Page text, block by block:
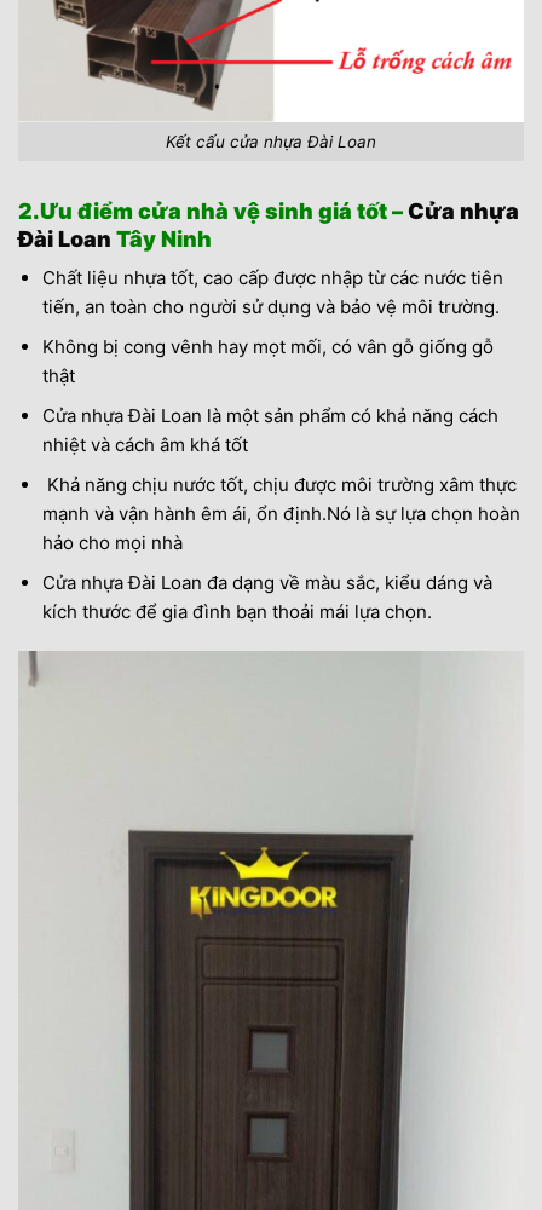
phẩm:
10. SHOWROOM CÔNG TY KINGDOOR
Kết cấu cửa nhựa Đài Loan
2.Ưu điểm cửa nhà vệ sinh giá tốt –Cửa nhựa
Đài Loan Tây Ninh
Chất liệu nhựa tốt, cao cấp được nhập từ các nước tiên
tiến, an toàn cho người sử dụng và bảo vệ môi trường.
Không bị cong vênh hay mọt mối, có vân gỗ giống gỗ
thật
Cửa nhựa Đài Loan là một sản phẩm có khả năng cách
nhiệt và cách âm khá tốt
Khả năng chịu nước tốt, chịu được môi trường xâm thực
mạnh và vận hành êm ái, ổn định.Nó là sự lựa chọn hoàn
hảo cho mọi nhà
Cửa nhựa Đài Loan đa dạng về màu sắc, kiểu dáng và
kích thước để gia đình bạn thoải mái lựa chọn.